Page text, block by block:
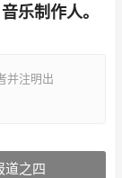
乐制作人。
并注明出
道之四